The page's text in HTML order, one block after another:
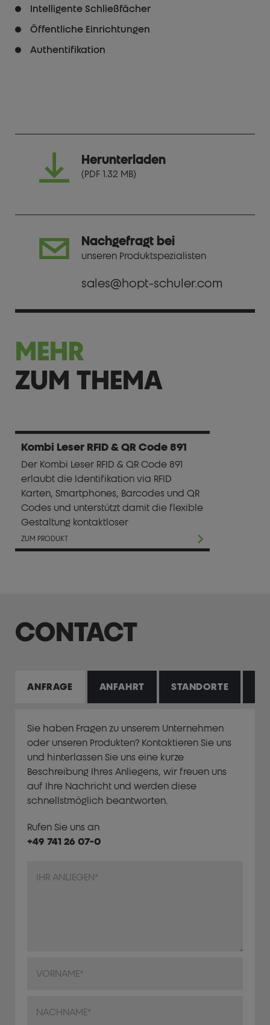
Intelligente Schließfächer
Öffentliche Einrichtungen
Authentifikation
Herunterladen
(PDF 1.32 MB)
Nachgefragt bei
unseren Produktspezialisten
sales@hopt-schuler.com
MEHR
ZUM THEMA
Kombi Leser RFID & QR Code 891
Der Kombi Leser RFID & QR Code 891
erlaubt die Identifikation via RFID
Karten, Smartphones, Barcodes und QR
Codes und unterstützt damit die flexible
Gestaltung kontaktloser
Benutzerauthentifizierungs- und
Identifikationslösungen.
ZUM PRODUKT
CONTACT
ANFRAGE ANFAHRT STANDORTE
Sie haben Fragen zu unserem Unternehmen
oder unseren Produkten? Kontaktieren Sie uns
und hinterlassen Sie uns eine kurze
Beschreibung Ihres Anliegens, wir freuen uns
auf Ihre Nachricht und werden diese
schnellstmöglich beantworten.
Rufen Sie uns an
+49 741 26 07-0